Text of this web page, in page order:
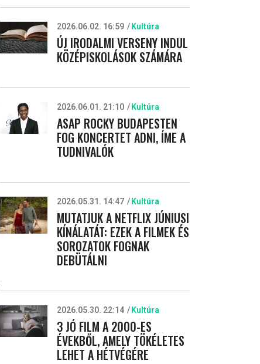
2026.06.02. 16:59 Kultúra
ÚJ IRODALMI VERSENY INDUL
KÖZÉPISKOLÁSOK SZÁMÁRA
2026.06.01. 21:10 Kultúra
ASAP ROCKY BUDAPESTEN
FOG KONCERTET ADNI, ÍME A
TUDNIVALÓK
2026.05.31. 14:47 Kultúra
MUTATJUK A NETFLIX JÚNIUSI
KÍNÁLATÁT: EZEK A FILMEK ÉS
SOROZATOK FOGNAK
DEBÜTÁLNI
2026.05.30. 22:14 Kultúra
3 JÓ FILM A 2000-ES
ÉVEKBŐL, AMELY TÖKÉLETES
LEHET A HÉTVÉGÉRE